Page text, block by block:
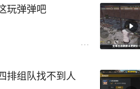
玩弹弹吧
排组队找不到人